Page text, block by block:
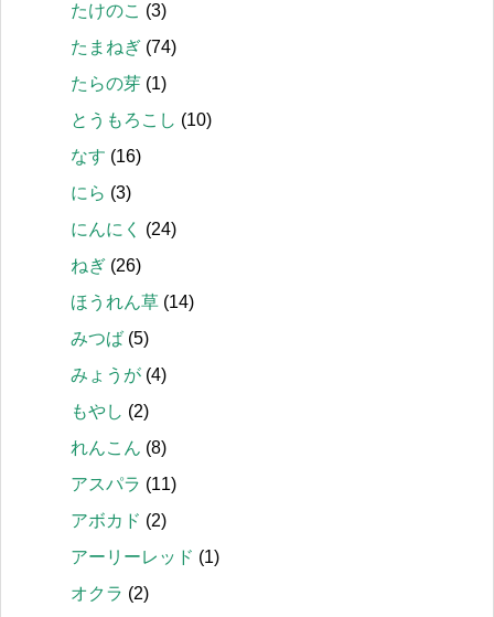
たけのこ (3)
たまねぎ (74)
たらの芽 (1)
とうもろこし (10)
なす (16)
にら (3)
にんにく
(24)
ねぎ (26)
ほうれん草 (14)
みつば (5)
みょうが (4)
もやし (2)
れんこん (8)
アスパラ (11)
アボカド (2)
アーリーレッド (1)
オクラ (2)